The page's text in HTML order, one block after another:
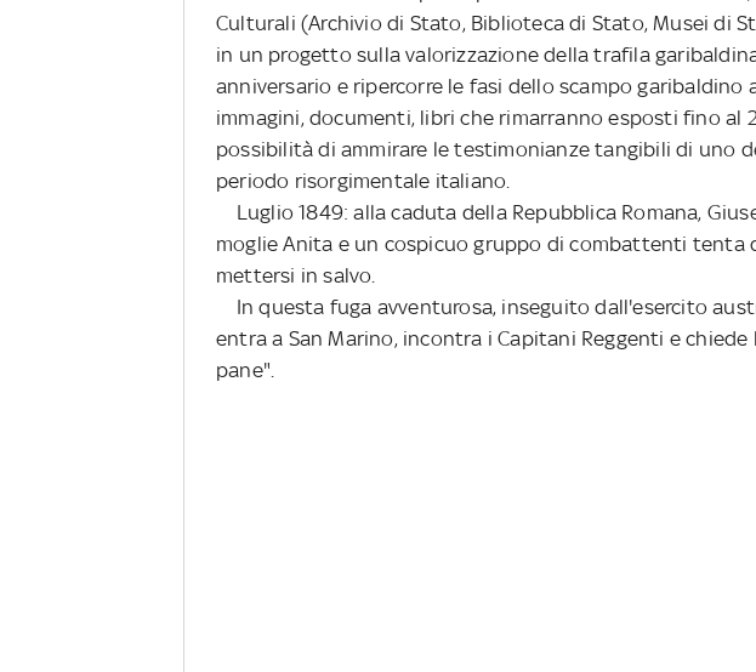
Culturali (Archivio di Stato, Biblioteca di Stato, Musei di
in un progetto sulla valorizzazione della trafila
anniversario e ripercorre le fasi dello scampo garibaldino
immagini, documenti, libri che rimarranno esposti fino al
possibilità di ammirare le testimonianze tangibili di uno
periodo risorgimentale italiano.
Luglio 1849: alla caduta della Repubblica Romana,
moglie Anita e un cospicuo gruppo di combattenti tenta
mettersi in salvo.
In questa fuga avventurosa, inseguito dall'esercito
entra a San Marino, incontra i Capitani Reggenti e
pane".